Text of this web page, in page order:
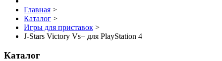
Главная >
Каталог >
Игры для приставок >
J-Stars Victory Vs+ для PlayStation 4
Каталог